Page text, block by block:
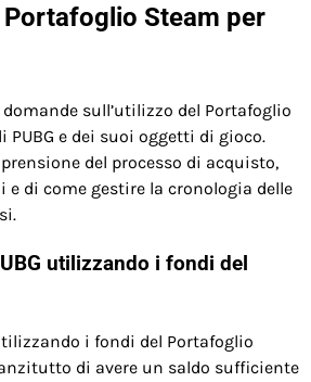
Portafoglio Steam per
sull’utilizzo del Portafoglio
PUBG e dei suoi oggetti di gioco.
del processo di acquisto,
di come gestire la cronologia delle
utilizzando i fondi del
i fondi del Portafoglio
di avere un saldo sufficiente